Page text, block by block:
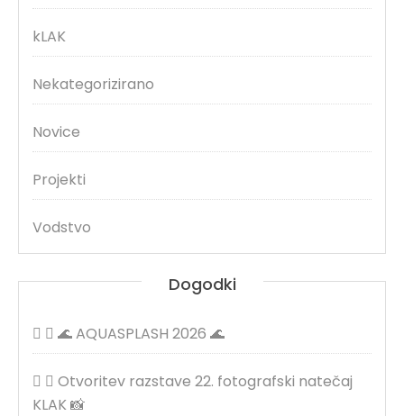
kLAK
Nekategorizirano
Novice
Projekti
Vodstvo
Dogodki
🌊 AQUASPLASH 2026 🌊
Otvoritev razstave 22. fotografski natečaj
KLAK 📸